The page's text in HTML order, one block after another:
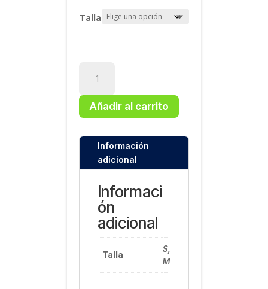
Talla
MC
Nueva
Añadir al carrito
Información
adicional
Informaci
ón
adicional
Talla
S,
M